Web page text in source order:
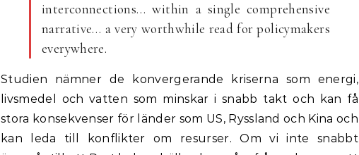
interconnections… within a single comprehensive
narrative… a very worthwhile read for policymakers
everywhere.
Studien nämner de konvergerande kriserna som energi,
livsmedel och vatten som minskar i snabb takt och kan få
stora konsekvenser för länder som US, Ryssland och Kina och
kan leda till konflikter om resurser. Om vi inte snabbt